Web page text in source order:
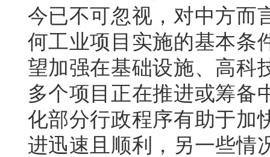
今已不可忽视，对中方而
何工业项目实施的基本条
望加强在基础设施、高科
多个项目正在推进或筹备
化部分行政程序有助于加
进迅速且顺利，另一些情